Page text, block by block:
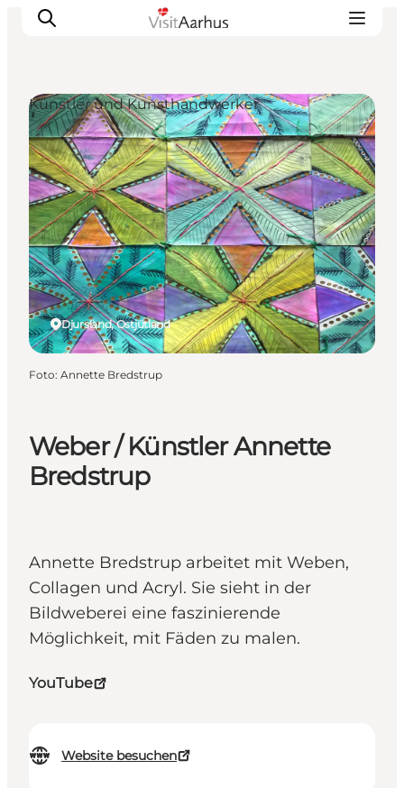
Sehen und erleben
Veranstaltungen
Städte und Regionen
Reiseplanung
Transport
Weber / Künstler Annette
Bredstrup
Annette Bredstrup arbeitet mit Weben,
Collagen und Acryl. Sie sieht in der
Bildweberei eine faszinierende
Möglichkeit, mit Fäden zu malen.
YouTube
Website besuchen
Djursland, Ostjütland
Künstler und Kunsthandwerker
Foto: Annette Bredstrup